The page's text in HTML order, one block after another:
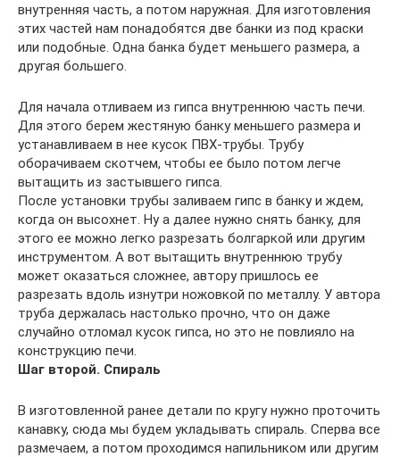
внутренняя часть, а потом наружная. Для изготовления
этих частей нам понадобятся две банки из под краски
или подобные. Одна банка будет меньшего размера, а
другая большего.
Для начала отливаем из гипса внутреннюю часть печи.
Для этого берем жестяную банку меньшего размера и
устанавливаем в нее кусок ПВХ-трубы. Трубу
оборачиваем скотчем, чтобы ее было потом легче
вытащить из застывшего гипса.
После установки трубы заливаем гипс в банку и ждем,
когда он высохнет. Ну а далее нужно снять банку, для
этого ее можно легко разрезать болгаркой или другим
инструментом. А вот вытащить внутреннюю трубу
может оказаться сложнее, автору пришлось ее
разрезать вдоль изнутри ножовкой по металлу. У автора
труба держалась настолько прочно, что он даже
случайно отломал кусок гипса, но это не повлияло на
конструкцию печи.
Шаг второй. Спираль
В изготовленной ранее детали по кругу нужно проточить
канавку, сюда мы будем укладывать спираль. Сперва все
размечаем, а потом проходимся напильником или другим